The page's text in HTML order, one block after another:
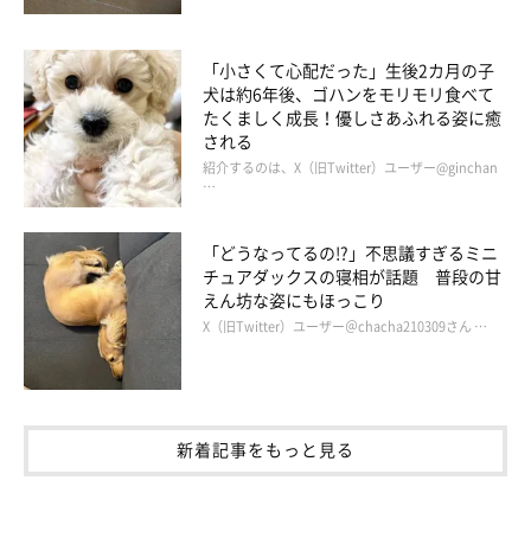
「小さくて心配だった」生後2カ月の子
犬は約6年後、ゴハンをモリモリ食べて
たくましく成長！優しさあふれる姿に癒
される
紹介するのは、X（旧Twitter）ユーザー@ginchan
…
「どうなってるの!?」不思議すぎるミニ
チュアダックスの寝相が話題 普段の甘
えん坊な姿にもほっこり
X（旧Twitter）ユーザー＠chacha210309さん …
新着記事をもっと見る